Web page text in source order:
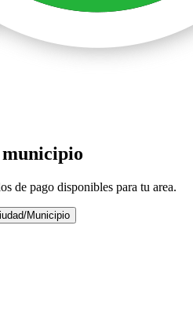
municipio
de pago disponibles para tu area.
Municipio